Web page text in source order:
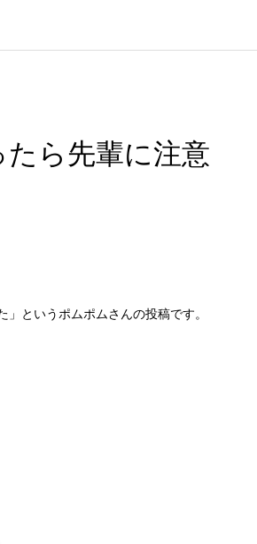
たら先輩に注意
というポムポムさんの投稿です。